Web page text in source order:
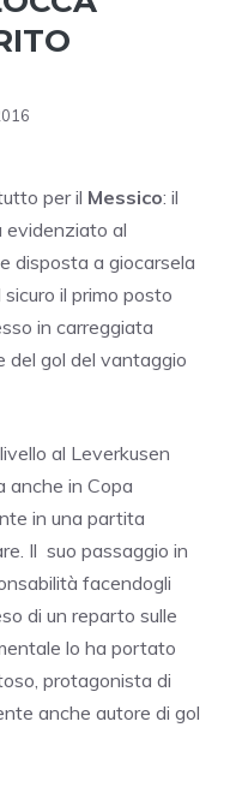
per il Messico: il
evidenziato al
disposta a giocarsela
il primo posto
in carreggiata
del gol del vantaggio
al Leverkusen
anche in Copa
in una partita
Il suo passaggio in
facendogli
di un reparto sulle
lo ha portato
protagonista di
anche autore di gol